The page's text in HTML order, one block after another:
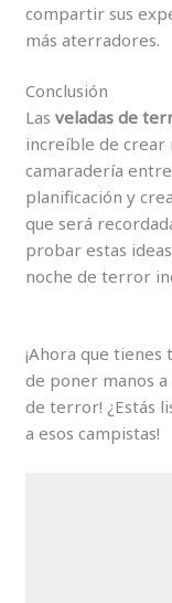
compartir sus
más aterradores.
Conclusión
Lasveladas de
increíble de crear
camaradería
planificación y
que será
probar estas
noche de terror
¡Ahora que tienes
de poner manos
de terror! ¿Estás
a esos campistas!